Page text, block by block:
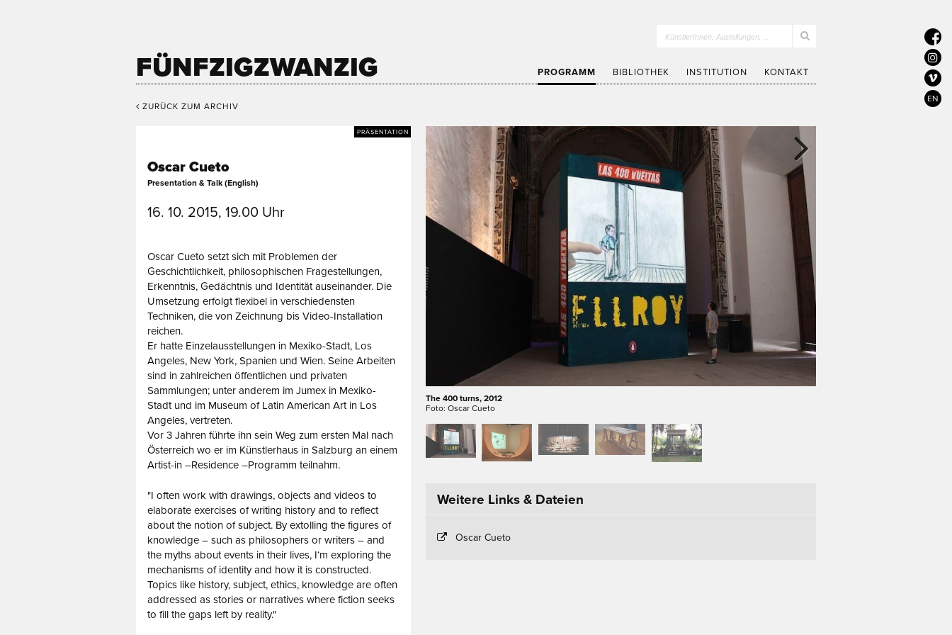
FÜNFZIGZWANZIG
KünstlerInnen, Austellungen, …
PROGRAMM BIBLIOTHEK INSTITUTION KONTAKT
EN
ZURÜCK ZUM ARCHIV
PRÄSENTATION
Oscar Cueto
Presentation & Talk (English)
16. 10. 2015, 19.00 Uhr
Oscar Cueto setzt sich mit Problemen der
Geschichtlichkeit, philosophischen Fragestellungen,
Erkenntnis, Gedächtnis und Identität auseinander. Die
Umsetzung erfolgt flexibel in verschiedensten
Techniken, die von Zeichnung bis Video-Installation
reichen.
Er hatte Einzelausstellungen in Mexiko-Stadt, Los
Angeles, New York, Spanien und Wien. Seine Arbeiten
sind in zahlreichen öffentlichen und privaten
Sammlungen; unter anderem im Jumex in Mexiko-
Stadt und im Museum of Latin American Art in Los
Angeles, vertreten.
Vor 3 Jahren führte ihn sein Weg zum ersten Mal nach
Österreich wo er im Künstlerhaus in Salzburg an einem
Artist-in –Residence –Programm teilnahm.
"I often work with drawings, objects and videos to
elaborate exercises of writing history and to reflect
about the notion of subject. By extolling the figures of
knowledge – such as philosophers or writers – and
the myths about events in their lives, I‘m exploring the
mechanisms of identity and how it is constructed.
Topics like history, subject, ethics, knowledge are often
addressed as stories or narratives where fiction seeks
to fill the gaps left by reality."
Next
The 400 turns, 2012
Foto: Oscar Cueto
Weitere Links & Dateien
Oscar Cueto